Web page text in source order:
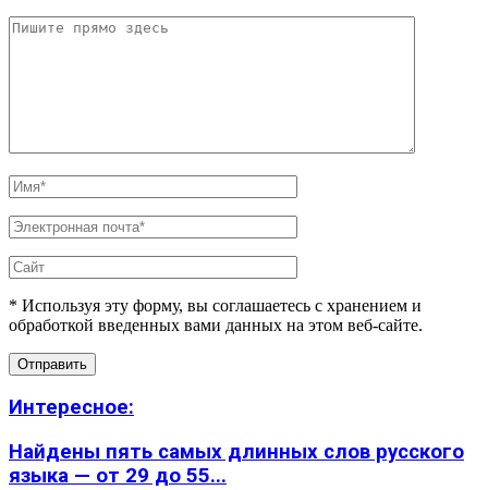
* Используя эту форму, вы соглашаетесь с хранением и
обработкой введенных вами данных на этом веб-сайте.
Интересное:
Найдены пять самых длинных слов русского
языка — от 29 до 55...